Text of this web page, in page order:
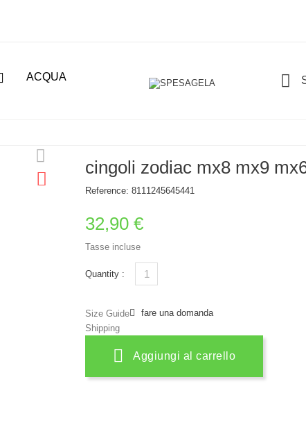
ACQUA
cingoli zodiac mx8 mx9
Reference: 8111245645441
32,90 €
Tasse incluse
Quantity :
Size Guide
Shipping
fare una domanda
Aggiungi al carrello